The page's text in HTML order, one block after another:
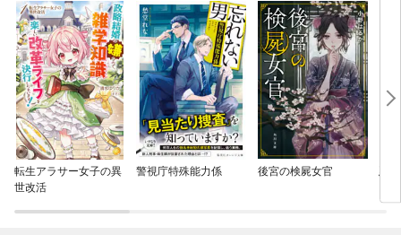
転生アラサー女子の異
世改活
警視庁特殊能力係 後宮の検屍女官 憑